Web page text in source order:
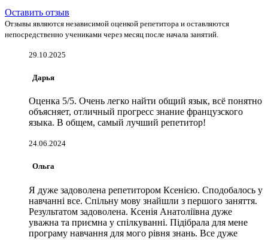
Оставить отзыв
Отзывы являются независимой оценкой репетитора и оставляются
непосредственно учениками через месяц после начала занятий.
29.10.2025
Дарья
Оценка 5/5. Очень легко найти общий язык, всё понятно
объясняет, отличный прогресс знание французского
языка. В общем, самый лучший репетитор!
24.06.2024
Ольга
Я дуже задоволена репетитором Ксенією. Сподобалось у
навчанні все. Спільну мову знайшли з першого заняття.
Результатом задоволена. Ксенія Анатоліївна дуже
уважна та приємна у спілкуванні. Підібрала для мене
програму навчання для мого рівня знань. Все дуже